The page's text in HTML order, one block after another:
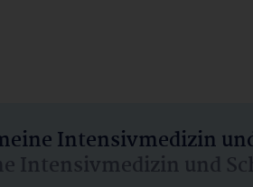
Intensivmedizin
Intensivmedizin und